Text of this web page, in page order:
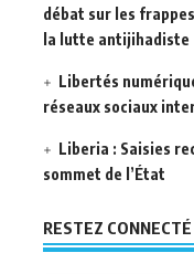
débat sur les
la lutte antijihadiste
Libertés
réseaux sociaux
Liberia : Saisies
sommet de l’État
RESTEZ CONNECTÉ